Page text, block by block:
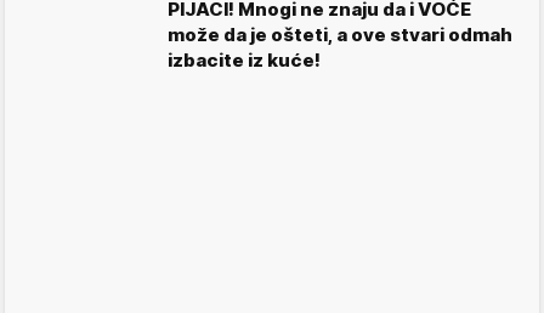
PIJACI! Mnogi ne znaju da i VOĆE
može da je ošteti, a ove stvari odmah
izbacite iz kuće!